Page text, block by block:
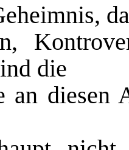
die
an diesen